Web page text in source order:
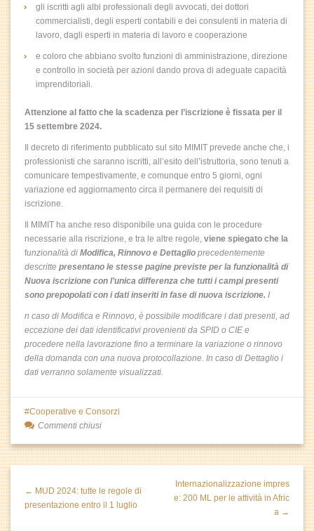
gli iscritti agli albi professionali degli avvocati, dei dottori
commercialisti, degli esperti contabili e dei consulenti in materia di
lavoro, dagli esperti in materia di lavoro e cooperazione
e coloro che abbiano svolto funzioni di amministrazione, direzione
e controllo in società per azioni dando prova di adeguate capacità
imprenditoriali.
Attenzione al fatto che la scadenza per l’iscrizione è fissata per il
15 settembre 2024.
Il decreto di riferimento pubblicato sul sito MIMIT prevede anche che, i
professionisti che saranno iscritti, all’esito dell’istruttoria, sono tenuti a
comunicare tempestivamente, e comunque entro 5 giorni, ogni
variazione ed aggiornamento circa il permanere dei requisiti di
iscrizione.
Il MIMIT ha anche reso disponibile una guida con le procedure
necessarie alla riscrizione, e tra le altre regole, viene spiegato che la
funzionalità di Modifica, Rinnovo e Dettaglio precedentemente
descritte presentano le stesse pagine previste per la funzionalità di
Nuova iscrizione con l’unica differenza che tutti i campi presenti
sono prepopolati con i dati inseriti in fase di nuova iscrizione. I
n caso di Modifica e Rinnovo, è possibile modificare i dati presenti, ad
eccezione dei dati identificativi provenienti da SPID o CIE e
procedere nella lavorazione fino a terminare la variazione o rinnovo
della domanda con una nuova protocollazione. In caso di Dettaglio i
dati verranno solamente visualizzati.
Cooperative e Consorzi
Commenti chiusi
← MUD 2024: tutte le regole di
presentazione entro il 1 luglio
Internazionalizzazione impres
e: 200 ML per le attività in Afric
a →